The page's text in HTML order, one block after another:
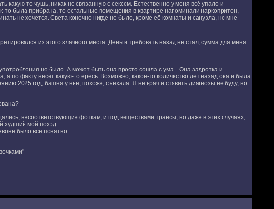
какую-то чушь, никак не связанную с сексом. Естественно у меня всё упало и
то была прибрана, то остальные помещения в квартире напоминали наркопритон,
не хочется. Света конечно нигде не было, кроме её комнаты и санузла, но мне
из этого злачного места. Деньги требовать назад не стал, сумма для меня
не было. А может быть она просто сошла с ума... Она задротка и
а по факту несёт какую-то ересь. Возможно, какое-то количество лет назад она и была
2025 год, башня у неё, похоже, съехала. Я не врач и ставить диагнозы не буду, но
несоответствующие фоткам, и под веществами трансы, но даже в этих случаях,
худший мой поход.
было всё понятно...